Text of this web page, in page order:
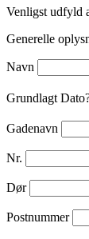
Venligst udfyld
Generelle
Navn
Grundlagt
Gadenavn
Nr.
Dør
Postnummer